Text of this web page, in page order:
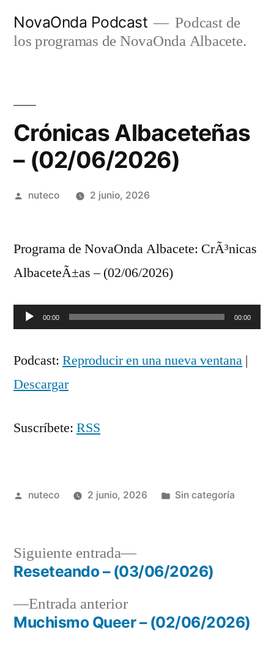
NovaOnda Podcast
Podcast de
los programas de NovaOnda Albacete.
Crónicas Albaceteñas
– (02/06/2026)
Publicada
nuteco 2 junio, 2026
Programa de NovaOnda Albacete: CrÃ³nicas
AlbaceteÃ±as – (02/06/2026)
Reproductor
audio
00:00 00:00
Podcast: Reproducir en una nueva ventana |
Descargar
Suscríbete: RSS
Publicada
nuteco 2 junio, 2026
Publicada
Sin categoría
Navegación
deEntrada anteriorEntrada
anterior:
Muchismo Queer – (02/06/2026)
Siguiente entrada
Siguiente
entrada:
Reseteando – (03/06/2026)